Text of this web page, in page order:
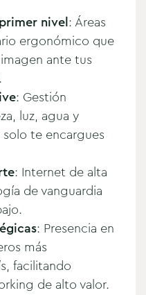
nivel: Áreas
ergonómico que
ante tus
: Gestión
luz, agua y
te encargues
: Internet de alta
de vanguardia
: Presencia en
más
facilitando
de alto valor.